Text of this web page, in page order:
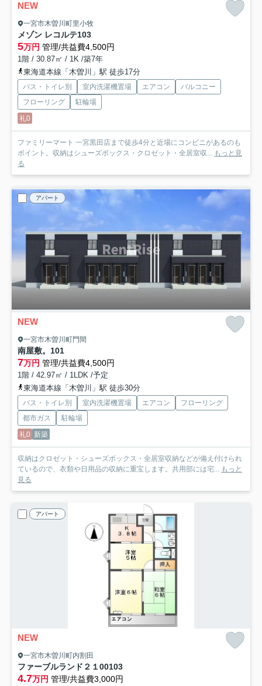
NEW
一宮市木曽川町里小牧
メゾン レコルテ103
5万円 管理/共益費4,500円
1階 / 30.87㎡ / 1K /築7年
東海道本線「木曽川」駅 徒歩17分
バス・トイレ別 室内洗濯機置場 エアコン
バルコニー
フローリング
駐輪場
礼0
ファミリーマート 一宮黒田店まで徒歩4分と近場にコンビニがあるのも
ポイント。収納はシューズボックス・クロゼット・全居室収... もっと見
る
アパート
NEW
一宮市木曽川町門間
南屋敷。 101
7万円 管理/共益費4,500円
1階 / 42.97㎡ / 1LDK /予定
東海道本線「木曽川」駅 徒歩30分
バス・トイレ別 室内洗濯機置場 エアコン
フローリング
都市ガス
駐輪場
礼0 新築
収納はクロゼット・シューズボックス・全居室収納などが備え付けられ
ているので、衣類や日用品の収納に重宝します。共用部には宅... もっと
見る
アパート
NEW
一宮市木曽川町内割田
ファーブルランド２１00103
4.7万円 管理/共益費3,000円